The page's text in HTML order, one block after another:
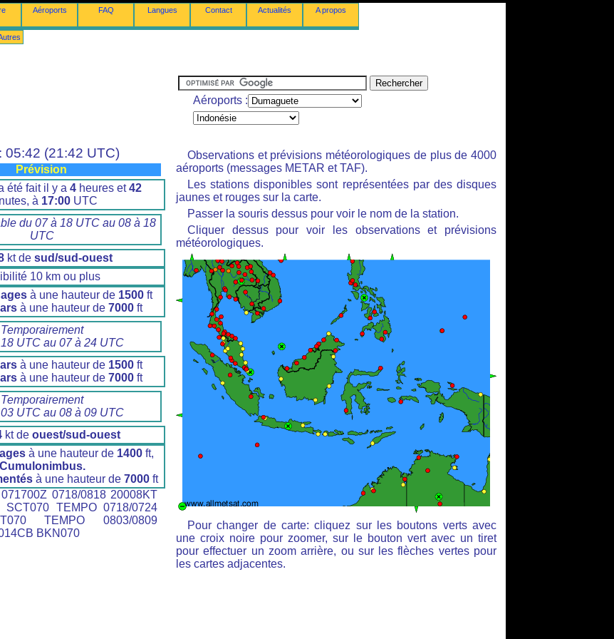
Aéroports FAQ Langues Contact Actualités A propos
Aéroports :
05:42 (21:42 UTC)
Prévision
été fait il y a 4 heures et42
à 17:00 UTC
du 07 à 18 UTC au 08 à 18
UTC
kt de sud/sud-ouest
10 km ou plus
à une hauteur de 1500 ft
à une hauteur de 7000 ft
Temporairement
UTC au 07 à 24 UTC
à une hauteur de 1500 ft
à une hauteur de 7000 ft
Temporairement
UTC au 08 à 09 UTC
kt de ouest/sud-ouest
à une hauteur de 1400 ft,
Cumulonimbus.
à une hauteur de 7000ft
0718/0818 20008KT
SCT070 TEMPO 0718/0724
TEMPO 0803/0809
BKN070
Observations et prévisions météorologiques de plus de 4000
aéroports (messages METAR et TAF).
Les stations disponibles sont représentées par des disques
jaunes et rouges sur la carte.
Passer la souris dessus pour voir le nom de la station.
Cliquer dessus pour voir les observations et prévisions
météorologiques.
Pour changer de carte: cliquez sur les boutons verts avec
une croix noire pour zoomer, sur le bouton vert avec un tiret
pour effectuer un zoom arrière, ou sur les flèches vertes pour
les cartes adjacentes.